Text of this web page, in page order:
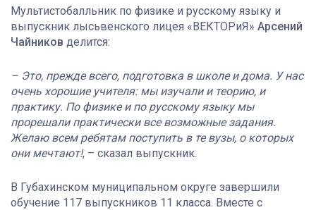
Мультистобалльник по физике и русскому языку и
выпускник лысьвенского лицея «ВЕКТОРиЯ» Арсений
Чайников делится:
– Это, прежде всего, подготовка в школе и дома. У нас
очень хорошие учителя: мы изучали и теорию, и
практику. По физике и по русскому языку мы
прорешали практически все возможные задания.
Желаю всем ребятам поступить в те вузы, о которых
они мечтают!, – сказал выпускник.
В Губахинском муниципальном округе завершили
обучение 117 выпускников 11 класса. Вместе с